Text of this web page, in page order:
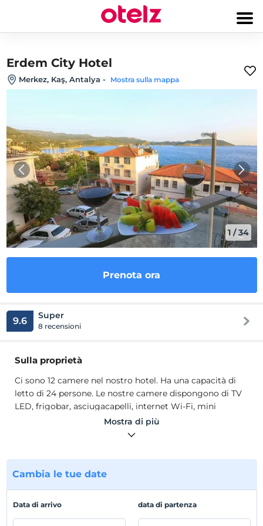
Erdem City Hotel
Merkez, Kaş, Antalya - Mostra sulla mappa
1 /34
Prenota ora
9.6 Super
8 recensioni
Sulla proprietà
Ci sono 12 camere nel nostro hotel. Ha una capacità di
letto di 24 persone. Le nostre camere dispongono di TV
LED, frigobar, asciugacapelli, internet Wi-Fi, mini
cassaforte. Il nostro hotel funge da bed + breakfast. La
nostra colazione è a buffet aperto. Il nostro hotel è al tuo
centro della città. Questa passeggiata dura 1 minuto. La
nostra distanza dal mare è di 30 metri.
LED, frigobar, asciugacapelli, internet Wi-Fi, mini
cassaforte. Il nostro hotel funge da bed + breakfast. La
Mostra di più
Cambia le tue date
Data di arrivo data di partenza